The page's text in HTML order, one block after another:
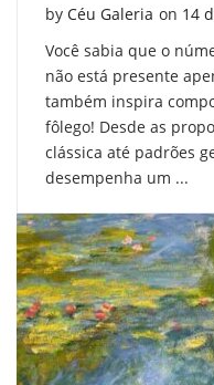
by Céu Galeria on 14
Você sabia que o
não está presente
também inspira
fôlego! Desde as
clássica até padrões
desempenha um ...